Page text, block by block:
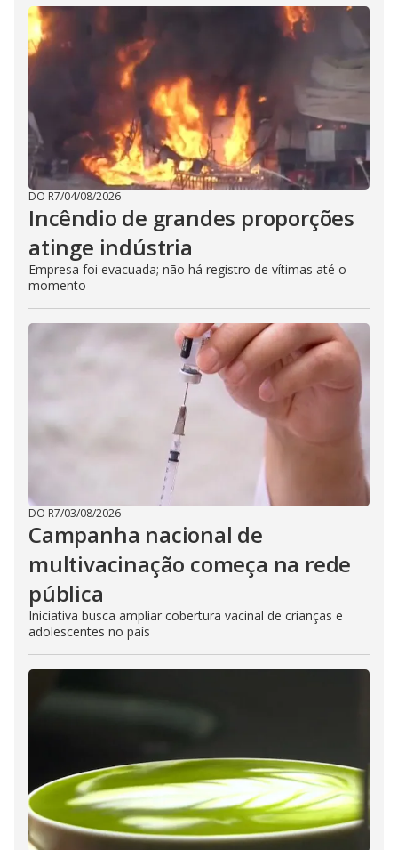
DO R7/04/08/2026
Incêndio de grandes proporções
atinge indústria
Empresa foi evacuada; não há registro de vítimas até o
momento
DO R7/03/08/2026
Campanha nacional de
multivacinação começa na rede
pública
Iniciativa busca ampliar cobertura vacinal de crianças e
adolescentes no país